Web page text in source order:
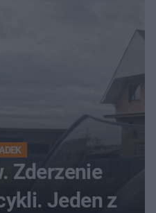
Zderzenie
Jeden z